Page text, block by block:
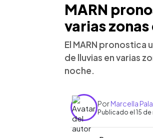
MARN
varias
El MARN pronostica
de lluvias en varias
noche.
PorMarcella
Publicado el 15